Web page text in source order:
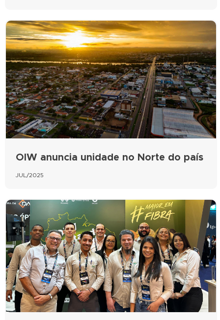
OIW anuncia unidade no Norte do país
JUL/2025